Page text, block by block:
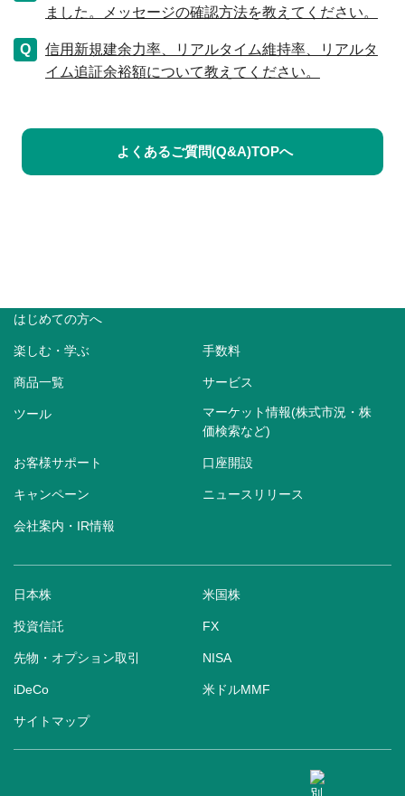
ました。メッセージの確認方法を教えてください。
信用新規建余力率、リアルタイム維持率、リアルタ
イム追証余裕額について教えてください。
よくあるご質問(Q&A)TOPへ
はじめての方へ
楽しむ・学ぶ 手数料
商品一覧 サービス
ツール
マーケット情報(株式市況・株
価検索など)
お客様サポート 口座開設
キャンペーン ニュースリリース
会社案内・IR情報
日本株 米国株
投資信託 FX
先物・オプション取引 NISA
iDeCo 米ドルMMF
サイトマップ